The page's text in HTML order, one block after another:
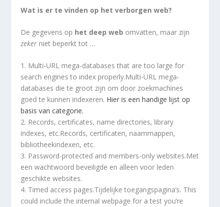
Wat is er te vinden op het verborgen web?
De gegevens op het deep web omvatten, maar zijn
zeker niet beperkt tot …
1. Multi-URL mega-databases that are too large for
search engines to index properly.Multi-URL mega-
databases die te groot zijn om door zoekmachines
goed te kunnen indexeren. Hier is een handige lijst op
basis van categorie.
2. Records, certificates, name directories, library
indexes, etc.Records, certificaten, naammappen,
bibliotheekindexen, etc.
3. Password-protected and members-only websites.Met
een wachtwoord beveiligde en alleen voor leden
geschikte websites.
4. Timed access pages.Tijdelijke toegangspagina’s. This
could include the internal webpage for a test you’re